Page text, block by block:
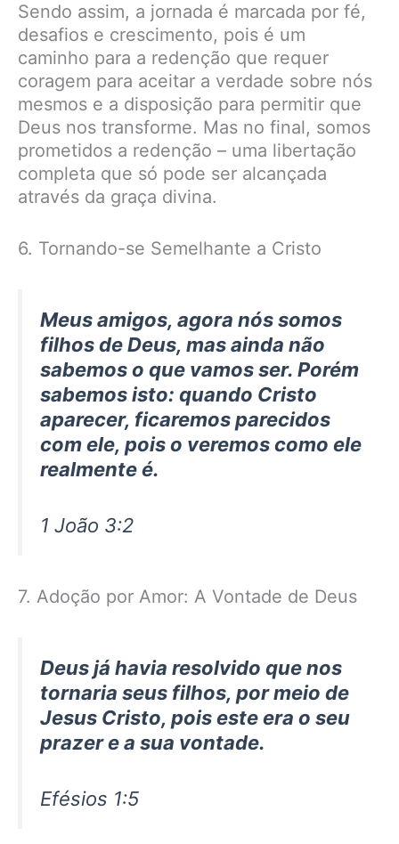
Sendo assim, a jornada é marcada por fé,
desafios e crescimento, pois é um
caminho para a redenção que requer
coragem para aceitar a verdade sobre nós
mesmos e a disposição para permitir que
Deus nos transforme. Mas no final, somos
prometidos a redenção – uma libertação
completa que só pode ser alcançada
através da graça divina.
6. Tornando-se Semelhante a Cristo
Meus amigos, agora nós somos
filhos de Deus, mas ainda não
sabemos o que vamos ser. Porém
sabemos isto: quando Cristo
aparecer, ficaremos parecidos
com ele, pois o veremos como ele
realmente é.
1 João 3:2
7. Adoção por Amor: A Vontade de Deus
Deus já havia resolvido que nos
tornaria seus filhos, por meio de
Jesus Cristo, pois este era o seu
prazer e a sua vontade.
Efésios 1:5